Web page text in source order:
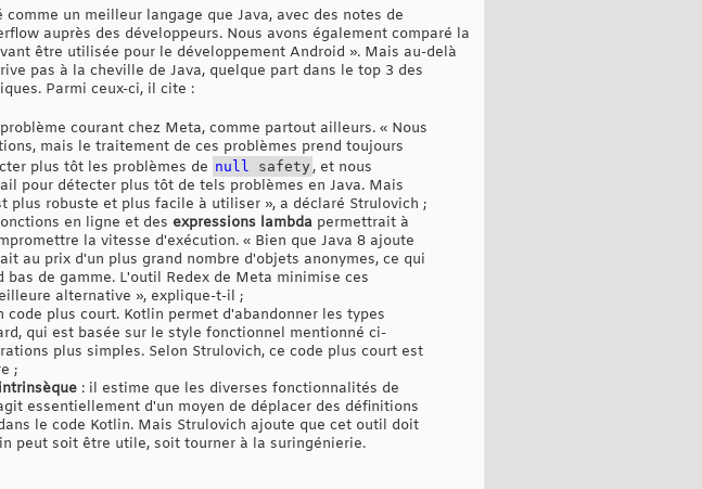
un meilleur langage que Java, avec des notes de
auprès des développeurs. Nous avons également comparé la
être utilisée pour le développement Android ». Mais au-delà
pas à la cheville de Java, quelque part dans le top 3 des
Parmi ceux-ci, il cite :
courant chez Meta, comme partout ailleurs. « Nous
mais le traitement de ces problèmes prend toujours
plus tôt les problèmes de null safety , et nous
pour détecter plus tôt de tels problèmes en Java. Mais
robuste et plus facile à utiliser », a déclaré Strulovich ;
en ligne et des expressions lambda permettrait à
la vitesse d'exécution. « Bien que Java 8 ajoute
au prix d'un plus grand nombre d'objets anonymes, ce qui
de gamme. L'outil Redex de Meta minimise ces
alternative », explique-t-il ;
plus court. Kotlin permet d'abandonner les types
qui est basée sur le style fonctionnel mentionné ci-
plus simples. Selon Strulovich, ce code plus court est
;
: il estime que les diverses fonctionnalités de
essentiellement d'un moyen de déplacer des définitions
le code Kotlin. Mais Strulovich ajoute que cet outil doit
peut soit être utile, soit tourner à la suringénierie.